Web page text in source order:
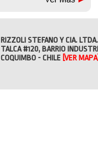
RIZZOLI STEFANO Y CIA. LTDA.
TALCA #120, BARRIO
COQUIMBO - CHILE [VER